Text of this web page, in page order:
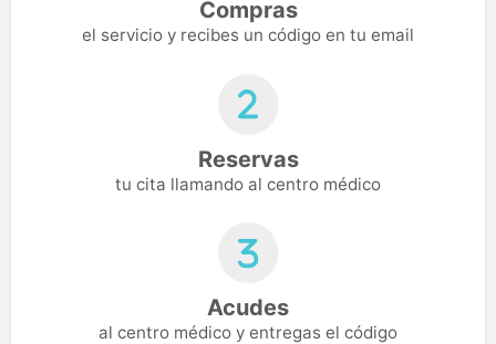
Compras
el servicio y recibes un código en tu email
Reservas
tu cita llamando al centro médico
Acudes
al centro médico y entregas el código